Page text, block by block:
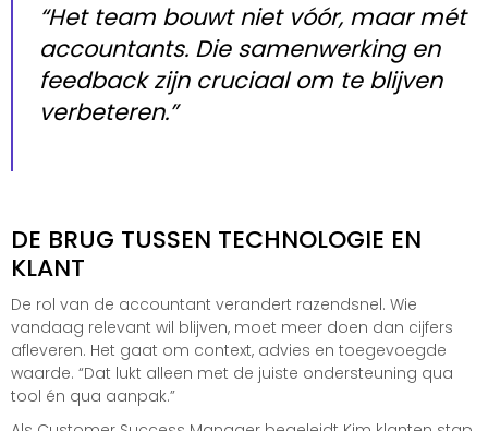
“Het team bouwt niet vóór, maar mét
accountants. Die samenwerking en
feedback zijn cruciaal om te blijven
verbeteren.”
DE BRUG TUSSEN TECHNOLOGIE EN
KLANT
De rol van de accountant verandert razendsnel. Wie
vandaag relevant wil blijven, moet meer doen dan cijfers
afleveren. Het gaat om context, advies en toegevoegde
waarde. “Dat lukt alleen met de juiste ondersteuning qua
tool én qua aanpak.”